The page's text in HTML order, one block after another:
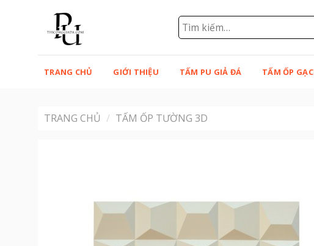
Tìm
kiếm:
TRANG CHỦ GIỚI THIỆU TẤM PU GIẢ ĐÁ TẤM ỐP
TRANG CHỦ / TẤM ỐP TƯỜNG 3D